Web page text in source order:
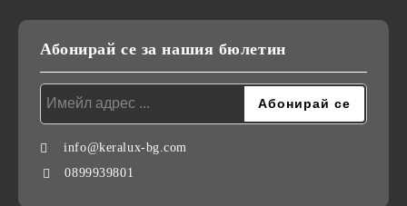
Абонирай се за нашия бюлетин
info@keralux-bg.com
0899939801